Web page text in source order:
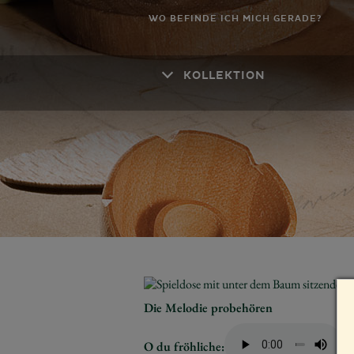
WO BEFINDE ICH MICH GERADE?
KOLLEKTION
Die Melodie probehören
O du fröhliche: